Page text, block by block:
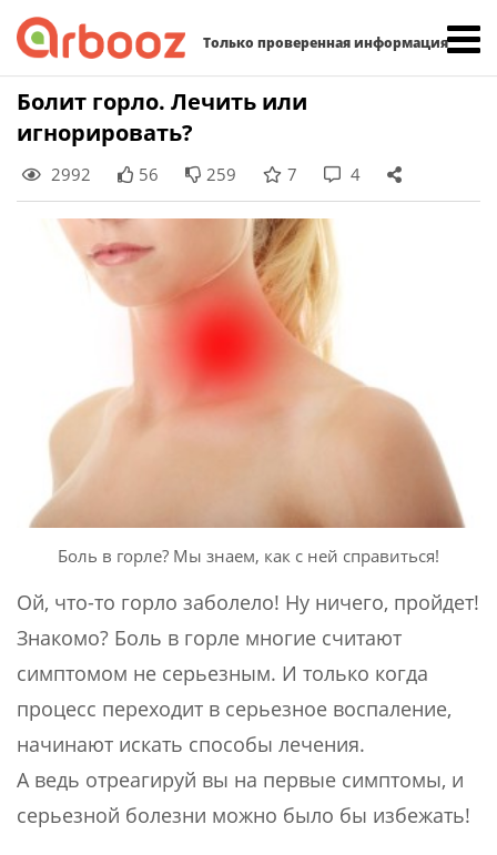
Только проверенная информация
Skip
content
Болит горло. Лечить или
игнорировать?
2992 56 259 7 4
Боль в горле? Мы знаем, как с ней справиться!
Ой, что-то горло заболело! Ну ничего, пройдет!
Знакомо? Боль в горле многие считают
симптомом не серьезным. И только когда
процесс переходит в серьезное воспаление,
начинают искать способы лечения.
А ведь отреагируй вы на первые симптомы, и
серьезной болезни можно было бы избежать!
Найти: